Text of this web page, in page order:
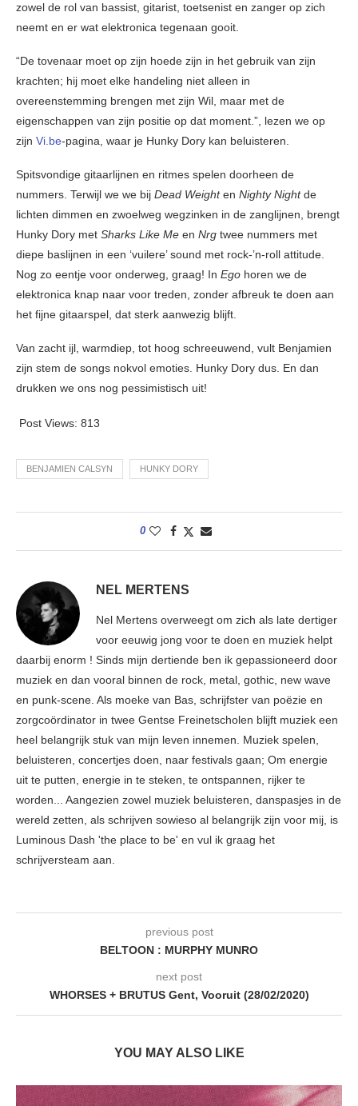
zowel de rol van bassist, gitarist, toetsenist en zanger op zich
neemt en er wat elektronica tegenaan gooit.
“De tovenaar moet op zijn hoede zijn in het gebruik van zijn
krachten; hij moet elke handeling niet alleen in
overeenstemming brengen met zijn Wil, maar met de
eigenschappen van zijn positie op dat moment.”, lezen we op
zijn Vi.be-pagina, waar je Hunky Dory kan beluisteren.
Spitsvondige gitaarlijnen en ritmes spelen doorheen de
nummers. Terwijl we we bij Dead Weighten Nighty Nightde
lichten dimmen en zwoelweg wegzinken in de zanglijnen, brengt
Hunky Dory met Sharks Like Me en Nrg twee nummers met
diepe baslijnen in een ‘vuilere’ sound met rock-’n-roll attitude.
Nog zo eentje voor onderweg, graag! In Ego horen we de
elektronica knap naar voor treden, zonder afbreuk te doen aan
het fijne gitaarspel, dat sterk aanwezig blijft.
Van zacht ijl, warmdiep, tot hoog schreeuwend, vult Benjamien
zijn stem de songs nokvol emoties. Hunky Dory dus. En dan
drukken we ons nog pessimistisch uit!
Post Views: 813
BENJAMIEN CALSYN HUNKY DORY
0
NEL MERTENS
Nel Mertens overweegt om zich als late dertiger
voor eeuwig jong voor te doen en muziek helpt
daarbij enorm ! Sinds mijn dertiende ben ik gepassioneerd door
muziek en dan vooral binnen de rock, metal, gothic, new wave
en punk-scene. Als moeke van Bas, schrijfster van poëzie en
zorgcoördinator in twee Gentse Freinetscholen blijft muziek een
heel belangrijk stuk van mijn leven innemen. Muziek spelen,
beluisteren, concertjes doen, naar festivals gaan; Om energie
uit te putten, energie in te steken, te ontspannen, rijker te
worden... Aangezien zowel muziek beluisteren, danspasjes in de
wereld zetten, als schrijven sowieso al belangrijk zijn voor mij, is
Luminous Dash 'the place to be' en vul ik graag het
schrijversteam aan.
previous post
BELTOON : MURPHY MUNRO
next post
WHORSES + BRUTUS Gent, Vooruit (28/02/2020)
YOU MAY ALSO LIKE